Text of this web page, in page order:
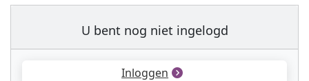
U bent nog niet ingelogd
Inloggen